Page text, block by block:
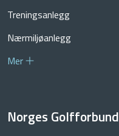
Treningsanlegg
Nærmiljøanlegg
Mer
Norges Golfforbund